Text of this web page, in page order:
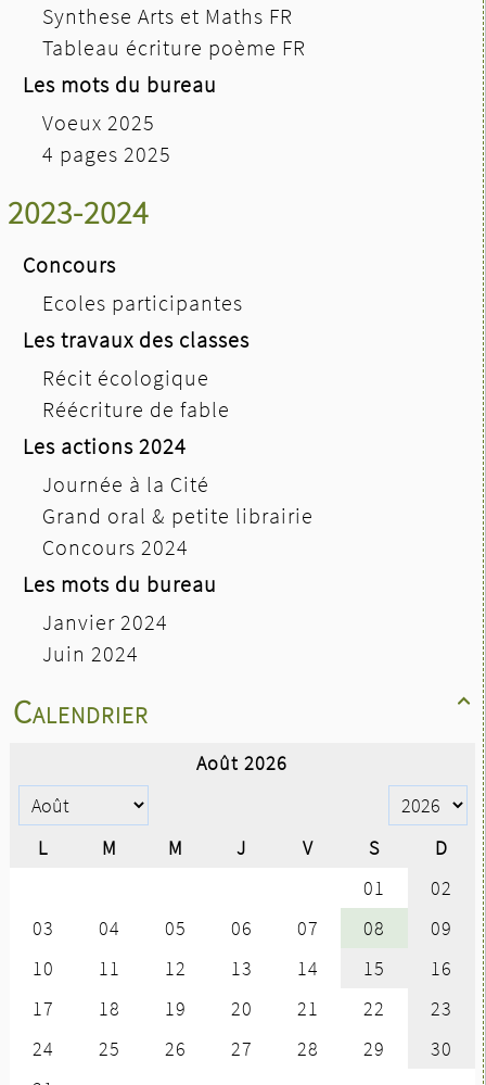
Synthese Arts et Maths FR
Tableau écriture poème FR
Les mots du bureau
Voeux 2025
4 pages 2025
2023-2024
Concours
Ecoles participantes
Les travaux des classes
Récit écologique
Réécriture de fable
Les actions 2024
Journée à la Cité
Grand oral & petite librairie
Concours 2024
Les mots du bureau
Janvier 2024
Juin 2024

Calendrier